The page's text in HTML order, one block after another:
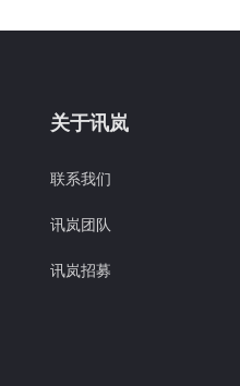
关于讯岚
联系我们
讯岚团队
讯岚招募